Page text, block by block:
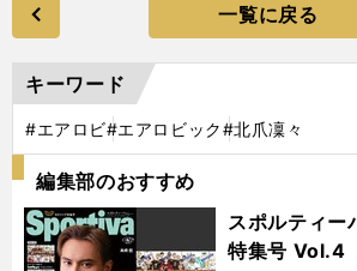
一覧に戻る
キーワード
#エアロビ#エアロビック#北爪凜々
編集部のおすすめ
スポルティ
特集号